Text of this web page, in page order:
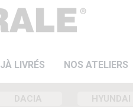
LIVRÉS NOS ATELIERS
DACIA HYUNDAI